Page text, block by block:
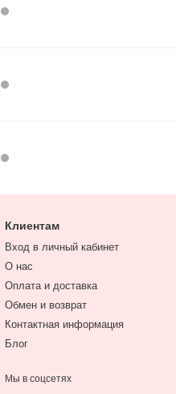
Клиентам
Вход в личный кабинет
О нас
Оплата и доставка
Обмен и возврат
Контактная информация
Блог
Мы в соцсетях